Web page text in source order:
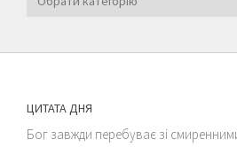
ЦИТАТА ДНЯ
Бог завжди перебуває зі